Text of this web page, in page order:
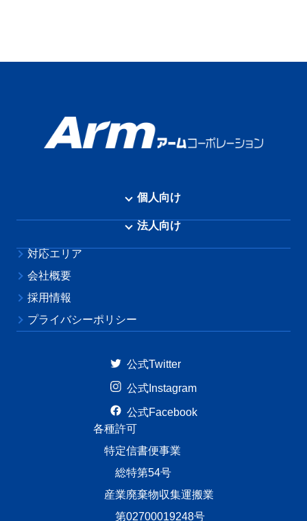
個人向け
引越し運搬
ゴミ屋敷清掃
家具移動
複合サービス
遺品整理
草刈り・草抜き・除草シート・剪定・伐採
法人向け
警備・交通誘導サービス
各種管理サービス
法人不用品回収
対応エリア
会社概要
採用情報
プライバシーポリシー
公式Twitter
公式Instagram
公式Facebook
各種許可
特定信書便事業
総特第54号
産業廃棄物収集運搬業
第02700019248号